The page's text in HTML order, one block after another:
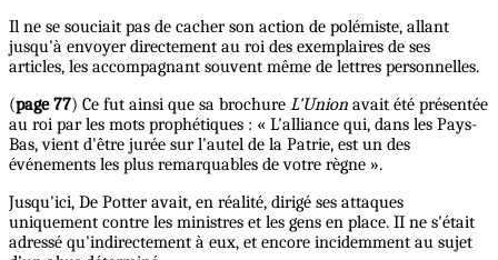
Il ne se souciait pas de cacher son action de polémiste, allant
jusqu'à envoyer directement au roi des exemplaires de ses
articles, les accompagnant souvent même de lettres personnelles.
(page 77) Ce fut ainsi que sa brochure L'Union avait été présentée
au roi par les mots prophétiques : « L'alliance qui, dans les Pays-
Bas, vient d'être jurée sur l'autel de la Patrie, est un des
événements les plus remarquables de votre règne ».
Jusqu'ici, De Potter avait, en réalité, dirigé ses attaques
uniquement contre les ministres et les gens en place. II ne s'était
adressé qu'indirectement à eux, et encore incidemment au sujet